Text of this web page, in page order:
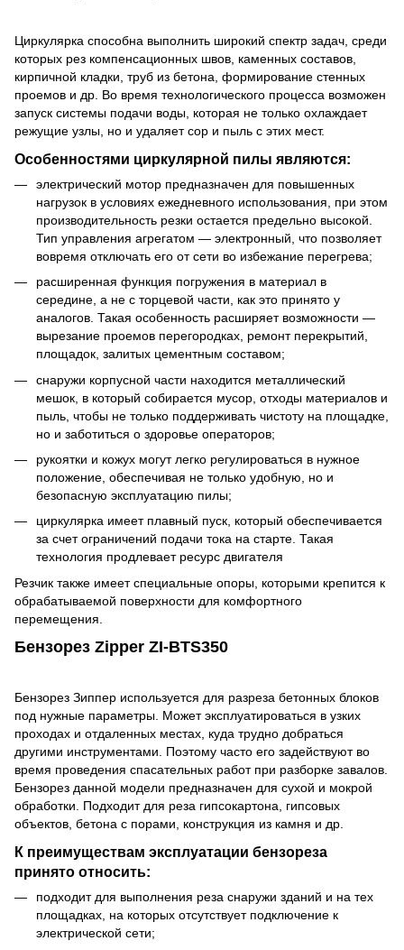
Циркулярка способна выполнить широкий спектр задач, среди
которых рез компенсационных швов, каменных составов,
кирпичной кладки, труб из бетона, формирование стенных
проемов и др. Во время технологического процесса возможен
запуск системы подачи воды, которая не только охлаждает
режущие узлы, но и удаляет сор и пыль с этих мест.
Особенностями циркулярной пилы являются:
электрический мотор предназначен для повышенных
нагрузок в условиях ежедневного использования, при этом
производительность резки остается предельно высокой.
Тип управления агрегатом ― электронный, что позволяет
вовремя отключать его от сети во избежание перегрева;
расширенная функция погружения в материал в
середине, а не с торцевой части, как это принято у
аналогов. Такая особенность расширяет возможности ―
вырезание проемов перегородках, ремонт перекрытий,
площадок, залитых цементным составом;
снаружи корпусной части находится металлический
мешок, в который собирается мусор, отходы материалов и
пыль, чтобы не только поддерживать чистоту на площадке,
но и заботиться о здоровье операторов;
рукоятки и кожух могут легко регулироваться в нужное
положение, обеспечивая не только удобную, но и
безопасную эксплуатацию пилы;
циркулярка имеет плавный пуск, который обеспечивается
за счет ограничений подачи тока на старте. Такая
технология продлевает ресурс двигателя
Резчик также имеет специальные опоры, которыми крепится к
обрабатываемой поверхности для комфортного
перемещения.
Бензорез Zipper ZI-BTS350
Бензорез Зиппер используется для разреза бетонных блоков
под нужные параметры. Может эксплуатироваться в узких
проходах и отдаленных местах, куда трудно добраться
другими инструментами. Поэтому часто его задействуют во
время проведения спасательных работ при разборке завалов.
Бензорез данной модели предназначен для сухой и мокрой
обработки. Подходит для реза гипсокартона, гипсовых
объектов, бетона с порами, конструкция из камня и др.
К преимуществам эксплуатации бензореза
принято относить:
подходит для выполнения реза снаружи зданий и на тех
площадках, на которых отсутствует подключение к
электрической сети;